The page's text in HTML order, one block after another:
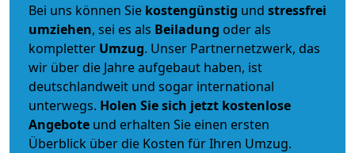
Bei uns können Sie kostengünstig und stressfrei
umziehen, sei es als Beiladung oder als
kompletter Umzug. Unser Partnernetzwerk, das
wir über die Jahre aufgebaut haben, ist
deutschlandweit und sogar international
unterwegs. Holen Sie sich jetzt kostenlose
Angebote und erhalten Sie einen ersten
Überblick über die Kosten für Ihren Umzug.